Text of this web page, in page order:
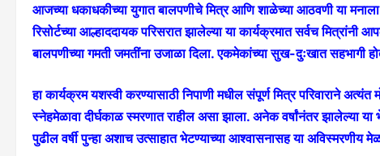
आजच्या धकाधकीच्या युगात बालपणीचे मित्र आणि शाळेच्या आठवणी या मनाला
रिसोर्टच्या आल्हाददायक परिसरात झालेल्या या कार्यक्रमात सर्वच
बालपणीच्या गमती जमतींना उजाळा दिला. एकमेकांच्या सुख-दुःखात
हा कार्यक्रम यशस्वी करण्यासाठी निपाणी मधील संपूर्ण मित्र परिवाराने
स्नेहमेळावा दीर्घकाळ स्मरणात राहील असा झाला. अनेक वर्षांनंतर
पुढील वर्षी पुन्हा अशाच उत्साहात भेटण्याच्या आश्वासनासह या अविस्मरणीय